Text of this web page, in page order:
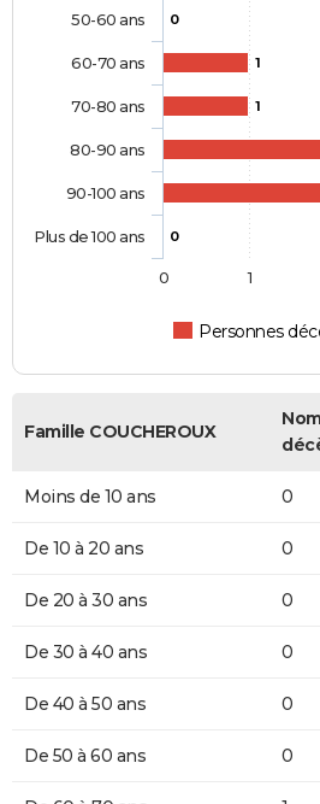
0
1
1
0
Personnes
50-60 ans
60-70 ans
70-80 ans
80-90 ans
90-100 ans
Plus de 100 ans
0 1
Famille COUCHEROUX
Moins de 10 ans 0
De 10 à 20 ans 0
De 20 à 30 ans 0
De 30 à 40 ans 0
De 40 à 50 ans 0
De 50 à 60 ans 0